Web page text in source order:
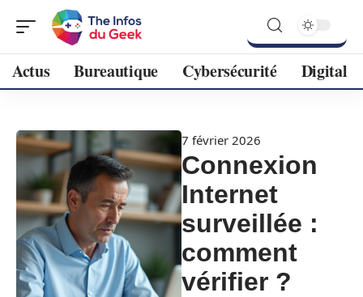
Actus Bureautique Cybersécurité Digital
7 février 2026
Connexion
Internet
surveillée :
comment
vérifier ?